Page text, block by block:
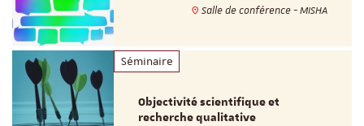
Salle de conférence - MISHA
Séminaire
Objectivité scientifique et
recherche qualitative